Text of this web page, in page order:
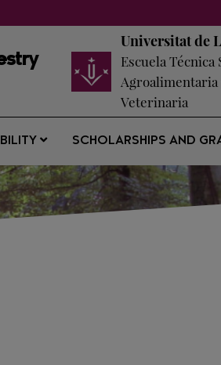
Universitat de
Escuela
Agroalimentaria
Veterinaria
SCHOLARSHIPS AND